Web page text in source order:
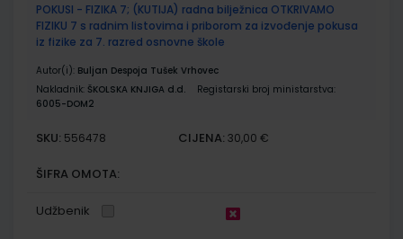
POKUSI - FIZIKA 7; (KUTIJA) radna bilježnica OTKRIVAMO
FIZIKU 7 s radnim listovima i priborom za izvođenje pokusa
iz fizike za 7. razred osnovne škole
Autor(i): Buljan Despoja Tušek Vrhovec
Nakladnik: ŠKOLSKA KNJIGA d.d.
Registarski broj ministarstva:
6005-DOM2
SKU: 556478 CIJENA: 30,00 €
ŠIFRA OMOTA:
Udžbenik